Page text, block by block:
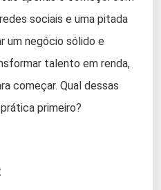
sociais e uma pitada
um negócio sólido e
talento em renda,
começar. Qual dessas
primeiro?